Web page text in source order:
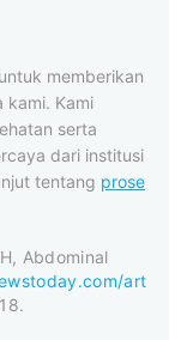
memberikan
kami. Kami
serta
dari institusi
tentang prose
Abdominal
art